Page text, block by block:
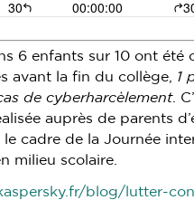
6 enfants sur 10 ont
avant la fin du collège, 1
de cyberharcèlement.
auprès de parents
le cadre de la Journée
milieu scolaire.
blog/lutter-